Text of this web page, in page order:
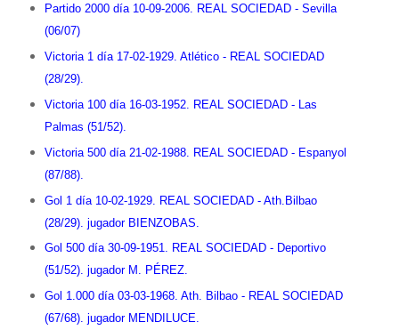
Partido 2000 día 10-09-2006. REAL SOCIEDAD - Sevilla
(06/07)
Victoria 1 día 17-02-1929. Atlético - REAL SOCIEDAD
(28/29).
Victoria 100 día 16-03-1952. REAL SOCIEDAD - Las
Palmas (51/52).
Victoria 500 día 21-02-1988. REAL SOCIEDAD - Espanyol
(87/88).
Gol 1 día 10-02-1929. REAL SOCIEDAD - Ath.Bilbao
(28/29). jugador BIENZOBAS.
Gol 500 día 30-09-1951. REAL SOCIEDAD - Deportivo
(51/52). jugador M. PÉREZ.
Gol 1.000 día 03-03-1968. Ath. Bilbao - REAL SOCIEDAD
(67/68). jugador MENDILUCE.